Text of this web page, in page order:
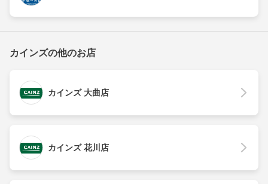
カインズの他のお店
カインズ 大曲店
カインズ 花川店